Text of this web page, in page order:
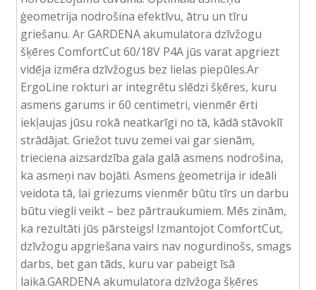
ģeometrija nodrošina efektīvu, ātru un tīru
griešanu. Ar GARDENA akumulatora dzīvžogu
šķēres ComfortCut 60/18V P4A jūs varat apgriezt
vidēja izmēra dzīvžogus bez lielas piepūles.Ar
ErgoLine rokturi ar integrētu slēdzi šķēres, kuru
asmens garums ir 60 centimetri, vienmēr ērti
iekļaujas jūsu rokā neatkarīgi no tā, kādā stāvoklī
strādājat. Griežot tuvu zemei ​​vai gar sienām,
trieciena aizsardzība gala galā asmens nodrošina,
ka asmeņi nav bojāti. Asmens ģeometrija ir ideāli
veidota tā, lai griezums vienmēr būtu tīrs un darbu
būtu viegli veikt – bez pārtraukumiem. Mēs zinām,
ka rezultāti jūs pārsteigs! Izmantojot ComfortCut,
dzīvžogu apgriešana vairs nav nogurdinošs, smags
darbs, bet gan tāds, kuru var pabeigt īsā
laikā.GARDENA akumulatora dzīvžoga šķēres